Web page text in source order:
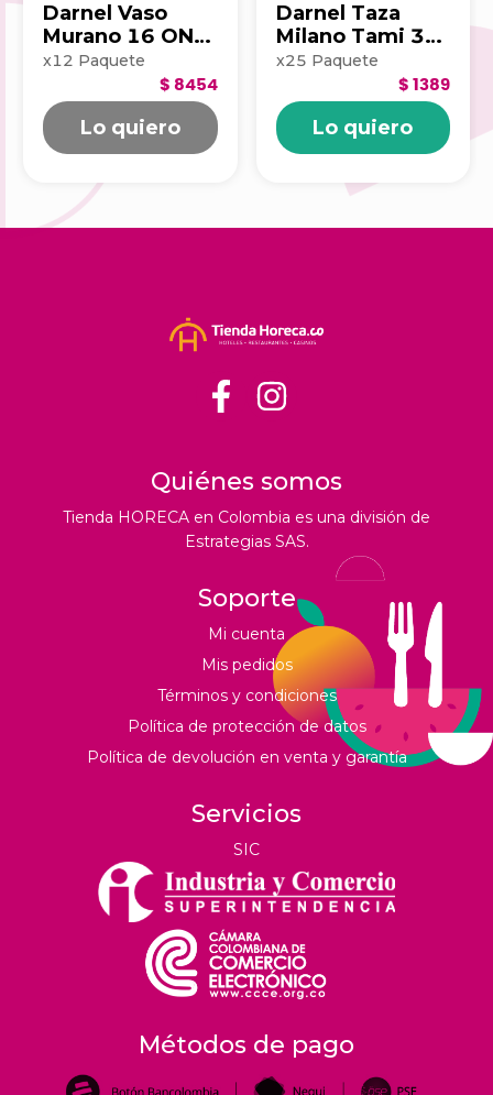
Darnel Vaso
Murano 16 ONZ
PAQx12 UND
x12 Paquete
$ 8454
Lo quiero
Darnel Taza
Milano Tami 3
ONZ PAQx25
UND D680302
x25 Paquete
$ 1389
Lo quiero
Quiénes somos
Tienda HORECA en Colombia es una división de
Estrategias SAS.
Soporte
Mi cuenta
Mis pedidos
Términos y condiciones
Política de protección de datos
Política de devolución en venta y garantía
Servicios
SIC
Métodos de pago